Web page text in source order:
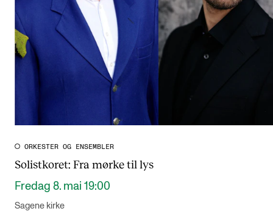
ORKESTER OG ENSEMBLER
Solistkoret: Fra mørke til lys
Fredag 8. mai 19:00
Sagene kirke